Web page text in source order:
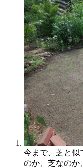
今まで、芝と似
のか、芝なのか